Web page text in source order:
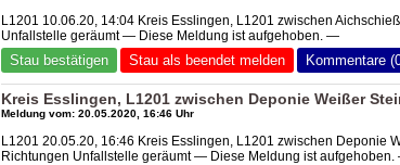
L1201 10.06.20, 14:04 Kreis Esslingen, L1201 zwischen
Unfallstelle geräumt — Diese Meldung ist aufgehoben. —
Stau bestätigen Stau als beendet melden Kommentare
Kreis Esslingen, L1201 zwischen Deponie Weißer
Meldung vom: 20.05.2020, 16:46 Uhr
L1201 20.05.20, 16:46 Kreis Esslingen, L1201 zwischen Deponie
Richtungen Unfallstelle geräumt — Diese Meldung ist